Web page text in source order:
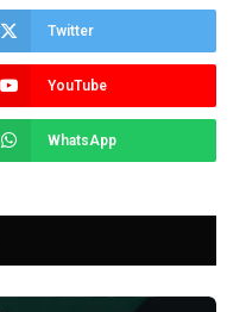
Twitter
YouTube
WhatsApp